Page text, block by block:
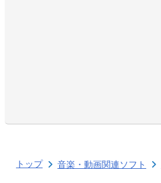
トップ 音楽・動画関連ソフト